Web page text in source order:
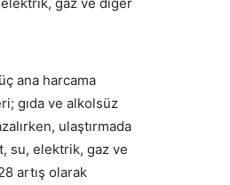
ana harcama
gıda ve alkolsüz
ulaştırmada
su, elektrik, gaz ve
artış olarak